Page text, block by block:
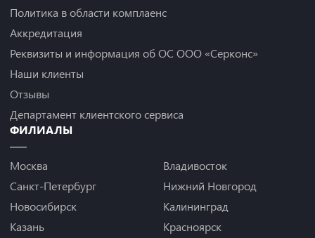
Политика в области комплаенс
Аккредитация
Реквизиты и информация об ОС ООО «Серконс»
Наши клиенты
Отзывы
Департамент клиентского сервиса
ФИЛИАЛЫ
Москва
Санкт-Петербург
Новосибирск
Казань
Владивосток
Нижний Новгород
Калининград
Красноярск